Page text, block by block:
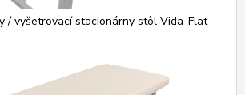
/ vyšetrovací stacionárny stôl Vida-Flat